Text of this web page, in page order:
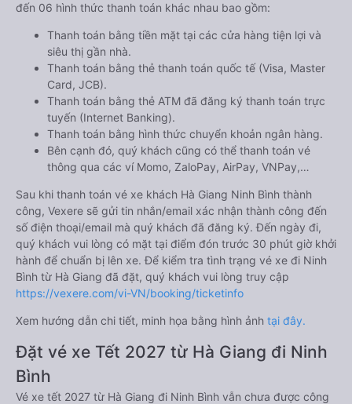
đến 06 hình thức thanh toán khác nhau bao gồm:
Thanh toán bằng tiền mặt tại các cửa hàng tiện lợi và
siêu thị gần nhà.
Thanh toán bằng thẻ thanh toán quốc tế (Visa, Master
Card, JCB).
Thanh toán bằng thẻ ATM đã đăng ký thanh toán trực
tuyến (Internet Banking).
Thanh toán bằng hình thức chuyển khoản ngân hàng.
Bên cạnh đó, quý khách cũng có thể thanh toán vé
thông qua các ví Momo, ZaloPay, AirPay, VNPay,…
Sau khi thanh toán vé xe khách Hà Giang Ninh Bình thành
công, Vexere sẽ gửi tin nhắn/email xác nhận thành công đến
số điện thoại/email mà quý khách đã đăng ký. Đến ngày đi,
quý khách vui lòng có mặt tại điểm đón trước 30 phút giờ khởi
hành để chuẩn bị lên xe. Để kiểm tra tình trạng vé xe đi Ninh
Bình từ Hà Giang đã đặt, quý khách vui lòng truy cập
https://vexere.com/vi-VN/booking/ticketinfo
Xem hướng dẫn chi tiết, minh họa bằng hình ảnh tại đây.
Đặt vé xe Tết 2027 từ Hà Giang đi Ninh
Bình
Vé xe tết 2027 từ Hà Giang đi Ninh Bình vẫn chưa được công